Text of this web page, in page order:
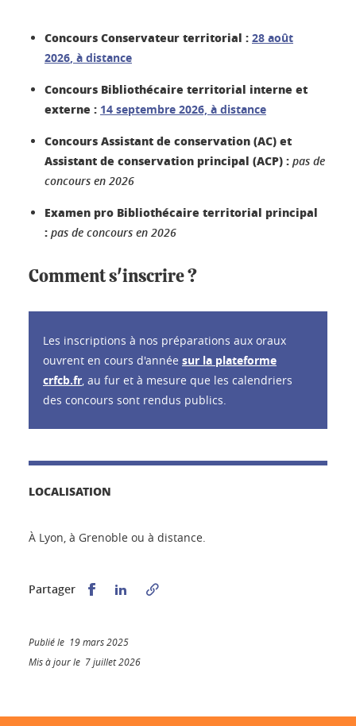
Concours Conservateur territorial : 28 août
2026, à distance
Concours Bibliothécaire territorial interne et
externe : 14 septembre 2026, à distance
Concours Assistant de conservation (AC) et
Assistant de conservation principal (ACP) : pas de
concours en 2026
Examen pro Bibliothécaire territorial principal
: pas de concours en 2026
Comment s'inscrire ?
Les inscriptions à nos préparations aux oraux
ouvrent en cours d'année sur la plateforme
crfcb.fr, au fur et à mesure que les calendriers
des concours sont rendus publics.
LOCALISATION
À Lyon, à Grenoble ou à distance.
Partager Partager sur Facebook
Partager sur LinkedIn
Publié le 19 mars 2025
Mis à jour le 7 juillet 2026